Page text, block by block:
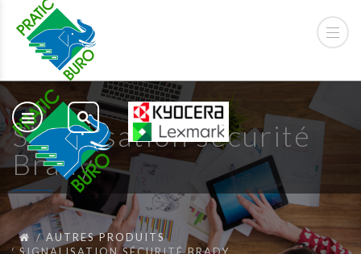
Signalisation sécurité
Brady
AUTRES PRODUITS